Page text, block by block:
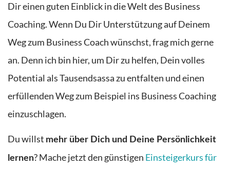
Dir einen guten Einblick in die Welt des Business
Coaching. Wenn Du Dir Unterstützung auf Deinem
Weg zum Business Coach wünschst, frag mich gerne
an. Denn ich bin hier, um Dir zu helfen, Dein volles
Potential als Tausendsassa zu entfalten und einen
erfüllenden Wegzum Beispiel ins Business Coaching
einzuschlagen.
Du willst mehr über Dich und Deine Persönlichkeit
lernen? Mache jetzt den günstigen Einsteigerkurs für